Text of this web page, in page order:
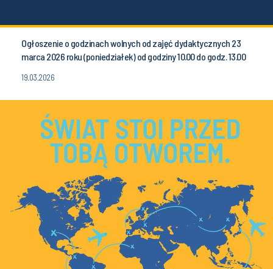
Ogłoszenie o godzinach wolnych od zajęć dydaktycznych 23
marca 2026 roku (poniedziałek) od godziny 10.00 do godz. 13.00
19.03.2026